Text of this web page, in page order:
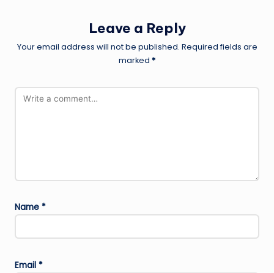
Leave a Reply
Your email address will not be published. Required fields are
marked *
Name *
Email *